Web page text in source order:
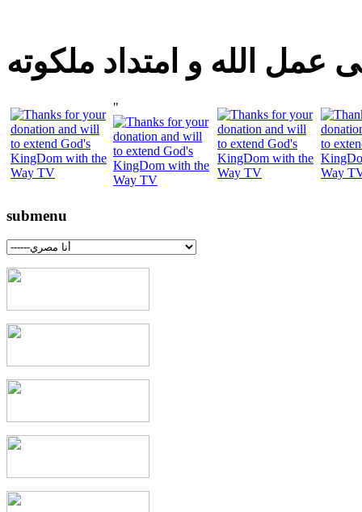
عمل الله و امتداد ملكوته
"
submenu